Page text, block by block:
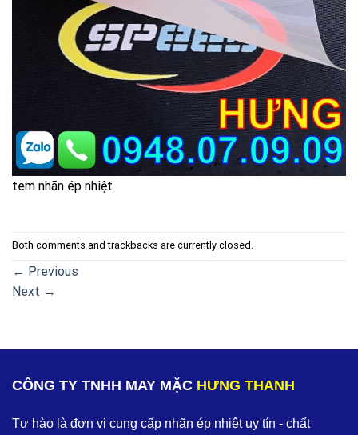
tem nhãn ép nhiệt
Both comments and trackbacks are currently closed.
← Previous
Next →
CÔNG TY TNHH MAY MẶC HƯNG THANH
Tự hào là đơn vị cung cấp nhãn ép nhiệt uy tín - chất